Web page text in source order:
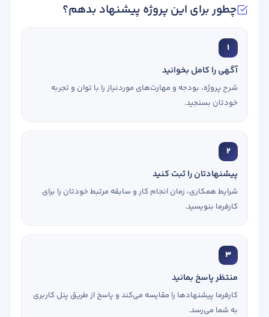
چطور برای این پروژه پیشنهاد بدهم؟
1
آگهی را کامل بخوانید
شرح پروژه، بودجه و مهارت‌های موردنیاز را با توان و تجربه
خودتان بسنجید.
2
پیشنهادتان را ثبت کنید
شرایط همکاری، زمان انجام کار و سابقه مرتبط خودتان را برای
کارفرما بنویسید.
3
منتظر پاسخ بمانید
کارفرما پیشنهادها را مقایسه می‌کند و پاسخ از طریق پنل کاربری
به شما می‌رسد.